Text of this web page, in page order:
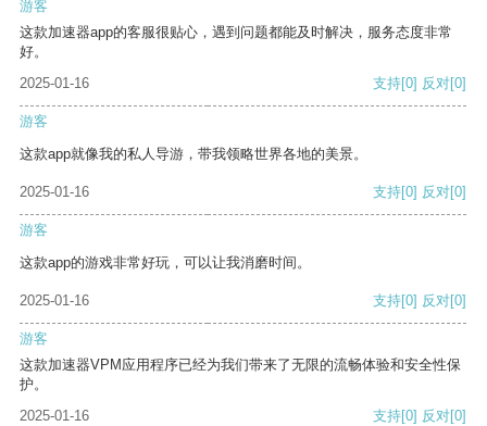
游客
这款加速器app的客服很贴心，遇到问题都能及时解决，服务态度非常
好。
2025-01-16
支持[0] 反对[0]
游客
这款app就像我的私人导游，带我领略世界各地的美景。
2025-01-16 支持[0] 反对[0]
游客
这款app的游戏非常好玩，可以让我消磨时间。
2025-01-16 支持[0] 反对[0]
游客
这款加速器VPM应用程序已经为我们带来了无限的流畅体验和安全性保
护。
2025-01-16
支持[0] 反对[0]